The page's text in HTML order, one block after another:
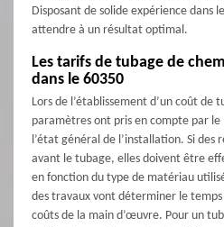
Disposant de solide expérience dans
attendre à un résultat optimal.
Les tarifs de tubage de
dans le 60350
Lors de l’établissement d’un coût de
paramètres ont pris en compte par le
l’état général de l’installation. Si
avant le tubage, elles doivent être
en fonction du type de matériau
des travaux vont déterminer le
coûts de la main d’œuvre. Pour un